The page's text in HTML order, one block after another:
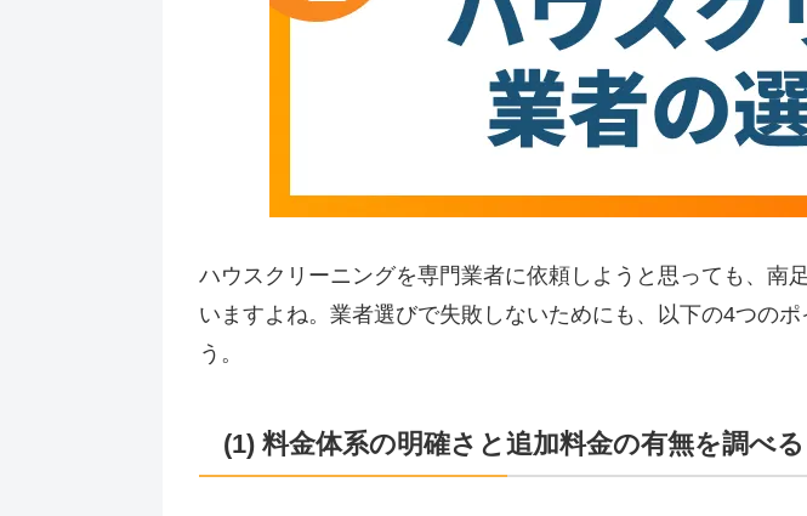
ハウスクリーニングを専門業者に依頼しようと思っても、南
いますよね。業者選びで失敗しないためにも、以下の4つの
う。
(1) 料金体系の明確さと追加料金の有無を調べる